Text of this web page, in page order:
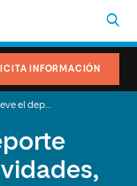
INFORMACIÓN